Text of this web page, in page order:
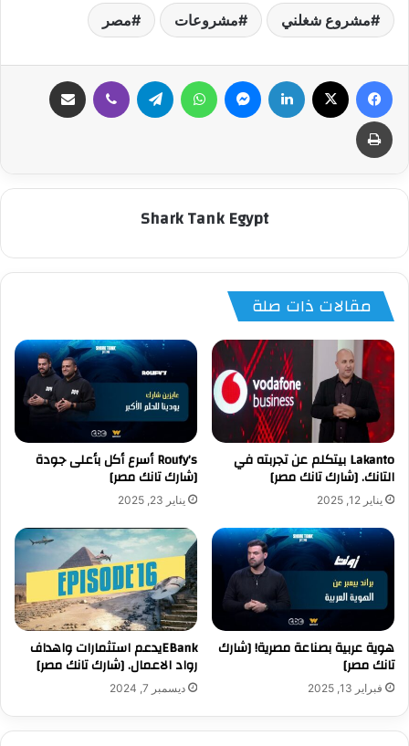
مشروع شغلني مشروعات مصر
فيسبوك لينكدإن ماسنجر واتساب تيلقرام ڤايبر
طباعة
Shark Tank Egypt
مقالات ذات صلة
‏Lakanto بيتكلم عن تجربته في
التانك. [شارك تانك مصر]
يناير 12, 2025
Roufy’s أسرع أكل بأعلى جودة
[شارك تانك مصر]
يناير 23, 2025
هوية عربية بصناعة مصرية! [شارك
تانك مصر]
فبراير 13, 2025
EBankيدعم استثمارات واهداف
رواد الاعمال. [شارك تانك مصر]
ديسمبر 7, 2024